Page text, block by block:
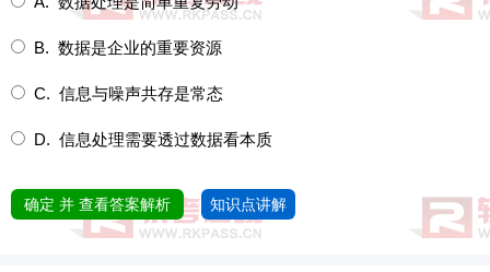
B. 数据是企业的重要资源
C. 信息与噪声共存是常态
D. 信息处理需要透过数据看本质
确定 并 查看答案解析 知识点讲解